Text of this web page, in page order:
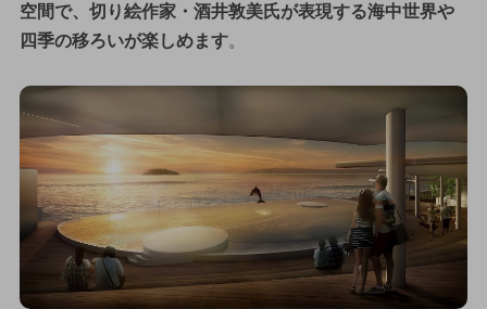
空間で、切り絵作家・酒井敦美氏が表現する海中世界や
四季の移ろいが楽しめます。